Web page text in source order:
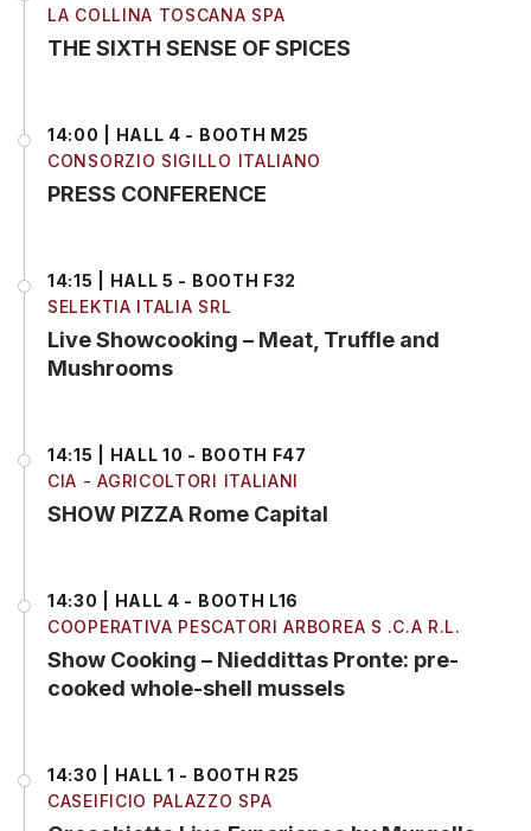
LA COLLINA TOSCANA SPA
THE SIXTH SENSE OF SPICES
14:00 | HALL 4 - BOOTH M25
CONSORZIO SIGILLO ITALIANO
PRESS CONFERENCE
14:15 | HALL 5 - BOOTH F32
SELEKTIA ITALIA SRL
Live Showcooking – Meat, Truffle and
Mushrooms
14:15 | HALL 10 - BOOTH F47
CIA - AGRICOLTORI ITALIANI
SHOW PIZZA Rome Capital
14:30 | HALL 4 - BOOTH L16
COOPERATIVA PESCATORI ARBOREA S .C.A R.L.
Show Cooking – Nieddittas Pronte: pre-
cooked whole-shell mussels
14:30 | HALL 1 - BOOTH R25
CASEIFICIO PALAZZO SPA